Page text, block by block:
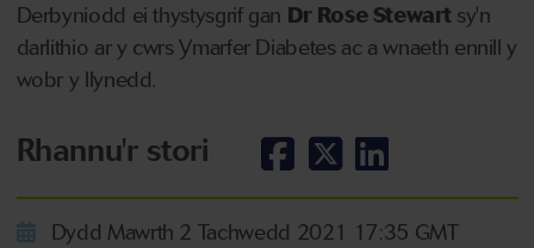
Derbyniodd ei thystysgrif gan Dr Rose Stewartsy'n
darlithio ar y cwrs Ymarfer Diabetes ac a wnaeth ennill y
wobr y llynedd.
Rhannu'r stori
Dydd Mawrth 2 Tachwedd 2021 17:35 GMT